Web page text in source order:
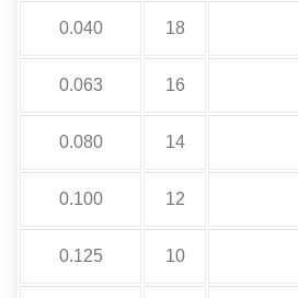
0.040 18
0.063 16
0.080 14
0.100 12
0.125 10